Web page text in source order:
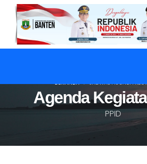
Agenda
PPID
BERANDA JADWAL AGENDA